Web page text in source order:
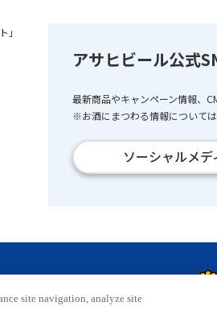
」
アサヒビール公式
最新商品やキャンペーン情報、
※お酒にまつわる情報について
ソーシャルメ
site navigation, analyze site